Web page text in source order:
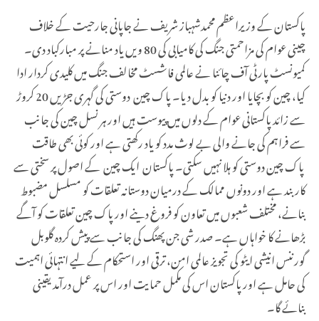
پاکستان کے وزیراعظم محمدشہباز شریف نے جاپانی جارحیت کے خلاف
چینی عوام کی مزاحمتی جنگ کی کامیابی کی 80 ویں یاد منانے پر مبارکباد دی۔
کمیونسٹ پارٹی آف چائنا نے عالمی فاشسٹ مخالف جنگ میں کلیدی کردار ادا
کیا، چین کو بچایا اور دنیا کو بدل دیا۔ پاک چین دوستی کی گہری جڑیں 20 کروڑ
سے زائد پاکستانی عوام کے دلوں میں پیوست ہیں اور ہر نسل چین کی جانب
سے فراہم کی جانے والی بے لوث مدد کو یاد رکھتی ہے اور کوئی بھی طاقت
پاک چین دوستی کو ہلا نہیں سکتی۔ پاکستان ایک چین کے اصول پر سختی سے
کاربند ہے اور دونوں ممالک کے درمیان دوستانہ تعلقات کو مسلسل مضبوط
بنانے، مختلف شعبوں میں تعاون کو فروغ دینے اور پاک چین تعلقات کو آگے
بڑھانے کا خواہاں ہے۔ صدر شی جن پھنگ کی جانب سے پیش کردہ گلوبل
گورننس انیشی ایٹو کی تجویز عالمی امن، ترقی اور استحکام کے لیے انتہائی اہمیت
کی حامل ہے اور پاکستان اس کی مکمل حمایت اور اس پر عمل درآمد یقینی
بنائے گا۔